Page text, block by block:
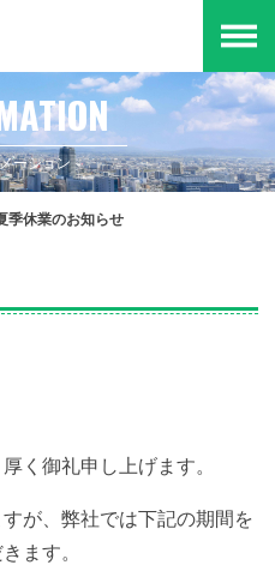
メ
ニ
ーション
季休業のお知らせ
く御礼申し上げます。
が、弊社では下記の期間を
ます。